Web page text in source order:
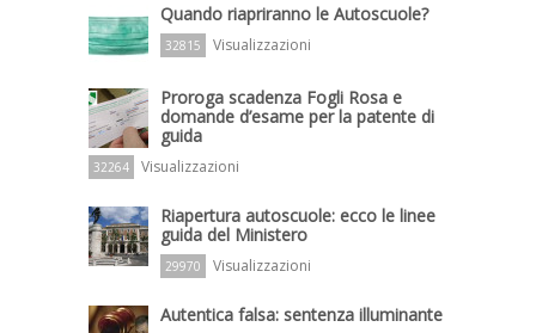
Quando riapriranno le Autoscuole?
32815 Visualizzazioni
Proroga scadenza Fogli Rosa e
domande d’esame per la patente di
guida
32264 Visualizzazioni
Riapertura autoscuole: ecco le linee
guida del Ministero
29970 Visualizzazioni
Autentica falsa: sentenza illuminante